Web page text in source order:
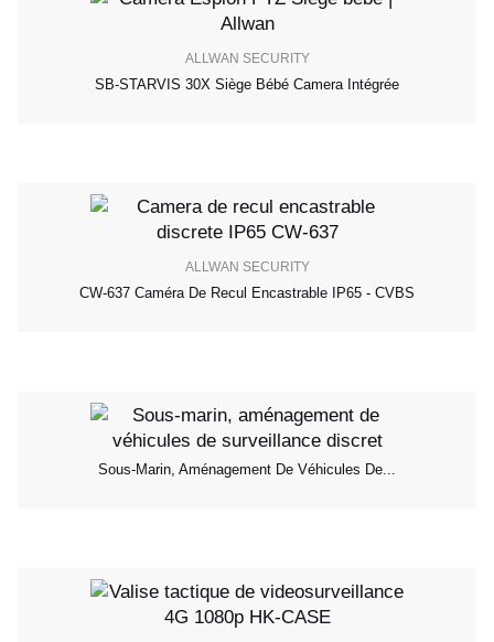
ALLWAN SECURITY
SB-STARVIS 30X Siège Bébé Camera Intégrée
ALLWAN SECURITY
CW-637 Caméra De Recul Encastrable IP65 - CVBS
Sous-Marin, Aménagement De Véhicules De...